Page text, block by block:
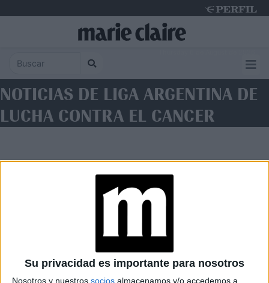
Su privacidad es importante para nosotros
Nosotros y nuestros socios almacenamos y/o accedemos a
NOTICIAS DE LIGA ARGENTINA DE
LUCHA CONTRA EL CANCER
Caras Noticias
Hombre
Parabrisas